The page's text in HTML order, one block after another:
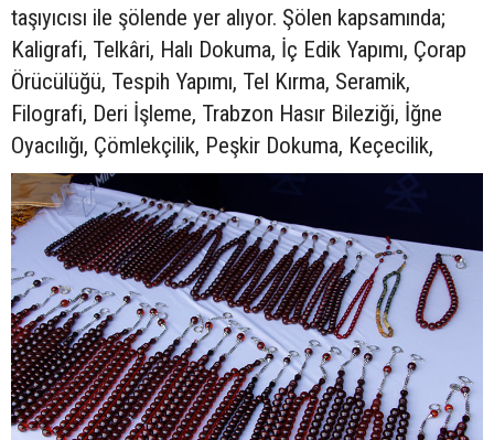
taşıyıcısı ile şölende yer alıyor. Şölen kapsamında;
Kaligrafi, Telkâri, Halı Dokuma, İç Edik Yapımı, Çorap
Örücülüğü, Tespih Yapımı, Tel Kırma, Seramik,
Filografi, Deri İşleme, Trabzon Hasır Bileziği, İğne
Oyacılığı, Çömlekçilik, Peşkir Dokuma, Keçecilik,